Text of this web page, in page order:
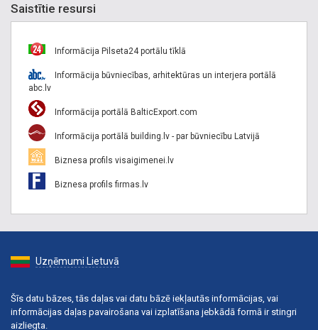
Saistītie resursi
Informācija Pilseta24 portālu tīklā
Informācija būvniecības, arhitektūras un interjera portālā
abc.lv
Informācija portālā BalticExport.com
Informācija portālā building.lv - par būvniecību Latvijā
Biznesa profils visaigimenei.lv
Biznesa profils firmas.lv
Uzņēmumi Lietuvā
Šīs datu bāzes, tās daļas vai datu bāzē iekļautās informācijas, vai
informācijas daļas pavairošana vai izplatīšana jebkādā formā ir stingri
aizliegta.